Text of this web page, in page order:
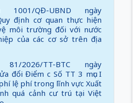
1001/QĐ-UBND ngày
định cơ quan thực hiện
môi trường đối với nước
của các cơ sở trên địa
2026/TT-BTC ngày
đổi Điểm c Số TT 3 mục I
lệ phí trong lĩnh vực Xuất
quá cảnh cư trú tại Việt